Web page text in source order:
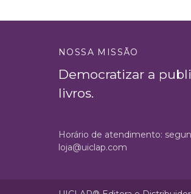
NOSSA MISSÃO
Democratizar a
livros.
Horário de atendimento:
loja@uiclap.com